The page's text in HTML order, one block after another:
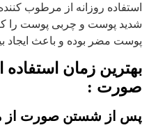
استفاده روزانه از مرطوب
شدید پوست و چربی پوست را
پوست مضر بوده و باعث ایجاد
بهترین زمان
صورت :
پس از شستن صورت از